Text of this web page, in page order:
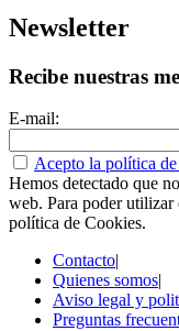
Newsletter
Recibe nuestras
E-mail:
Acepto la política
Hemos detectado que
web. Para poder utilizar
política de Cookies.
Contacto
Quienes somos
Aviso legal y
Preguntas